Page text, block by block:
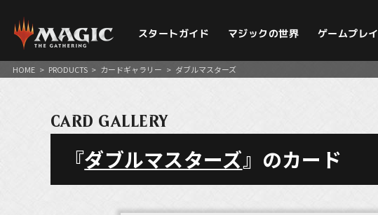
スタートガイド マジックの世界 ゲームプレイ
HOME > PRODUCTS > カードギャラリー > ダブルマスターズ
CARD GALLERY
『ダブルマスターズ』のカード